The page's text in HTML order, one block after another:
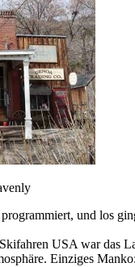
und los
USA war das
Einziges